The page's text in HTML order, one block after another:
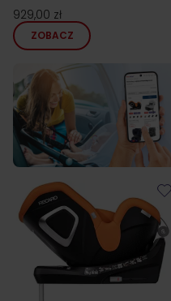
929,00 zł
ZOBACZ